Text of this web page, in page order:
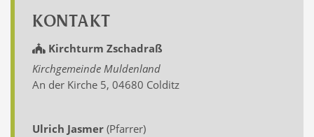
KONTAKT
Kirchturm Zschadraß
Kirchgemeinde Muldenland
An der Kirche 5, 04680 Colditz
Ulrich Jasmer (Pfarrer)